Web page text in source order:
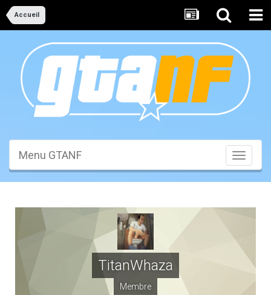
Accueil
Toggle
Menu GTANF
TitanWhaza
Membre